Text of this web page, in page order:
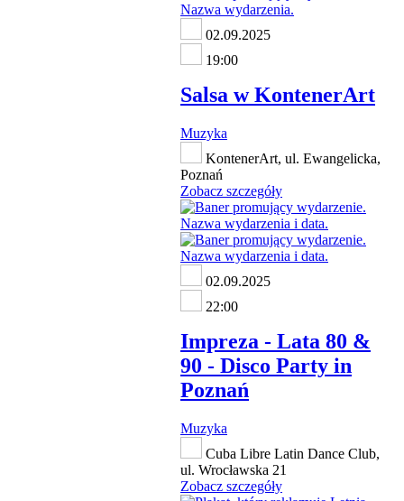
02.09.2025
19:00
Salsa w KontenerArt
Muzyka
KontenerArt, ul. Ewangelicka,
Poznań
Zobacz szczegóły
02.09.2025
22:00
Impreza - Lata 80 &
90 - Disco Party in
Poznań
Muzyka
Cuba Libre Latin Dance Club,
ul. Wrocławska 21
Zobacz szczegóły